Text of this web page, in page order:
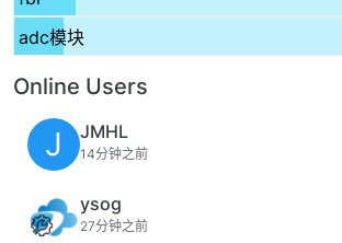
adc模块
Online Users
J JMHL
14分钟之前
ysog
27分钟之前